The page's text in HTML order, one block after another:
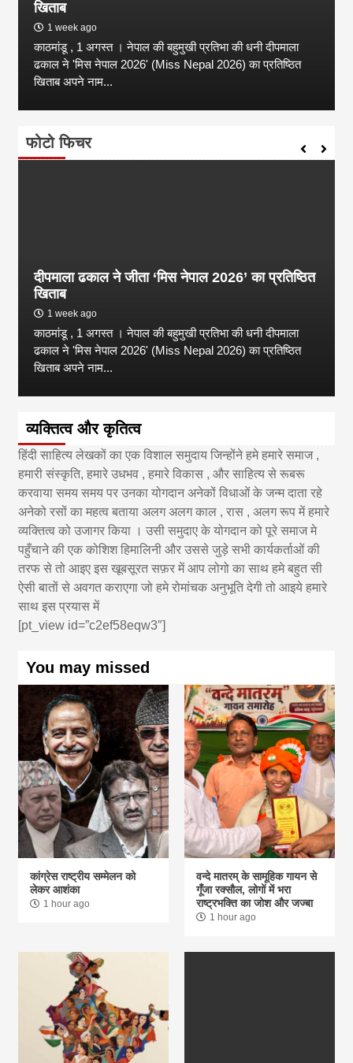
खिताब
1 week ago
काठमांडू , 1 अगस्त । नेपाल की बहुमुखी प्रतिभा की धनी दीपमाला
ढकाल ने 'मिस नेपाल 2026' (Miss Nepal 2026) का प्रतिष्ठित
खिताब अपने नाम...
फोटो फिचर
दीपमाला ढकाल ने जीता ‘मिस नेपाल 2026’ का प्रतिष्ठित
खिताब
1 week ago
काठमांडू , 1 अगस्त । नेपाल की बहुमुखी प्रतिभा की धनी दीपमाला
ढकाल ने 'मिस नेपाल 2026' (Miss Nepal 2026) का प्रतिष्ठित
खिताब अपने नाम...
व्यक्तित्व और कृतित्व
हिंदी साहित्य लेखकों का एक विशाल समुदाय जिन्होंने हमे हमारे समाज ,
हमारी संस्कृति, हमारे उधभव , हमारे विकास , और साहित्य से रूबरू
करवाया समय समय पर उनका योगदान अनेकों विधाओं के जन्म दाता रहे
अनेको रसों का महत्व बताया अलग अलग काल , रास , अलग रूप में हमारे
व्यक्तित्व को उजागर किया । उसी समुदाए के योगदान को पूरे समाज मे
पहुँचाने की एक कोशिश हिमालिनी और उससे जुड़े सभी कार्यकर्ताओं की
तरफ से तो आइए इस खूबसूरत सफ़र में आप लोगो का साथ हमे बहुत सी
ऐसी बातों से अवगत कराएगा जो हमे रोमांचक अनुभूति देगी तो आइये हमारे
साथ इस प्रयास में
[pt_view id=”c2ef58eqw3″]
You may missed
कांग्रेस राष्ट्रीय सम्मेलन को
लेकर आशंका
1 hour ago
वन्दे मातरम् के सामूहिक गायन से
गूंँजा रक्सौल, लोगों में भरा
राष्ट्रभक्ति का जोश और जज्बा
1 hour ago